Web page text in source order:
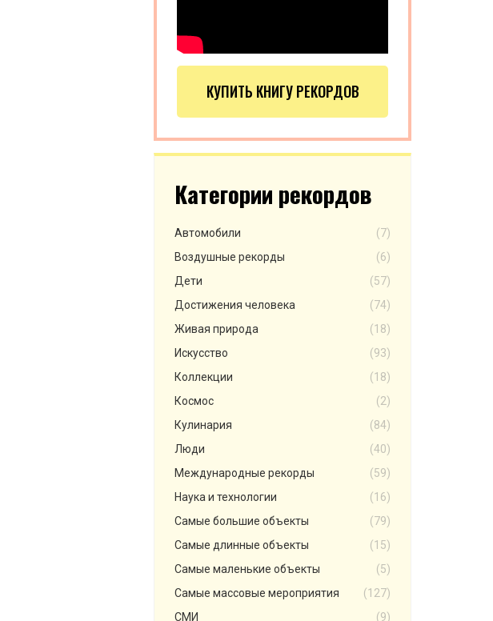
КУПИТЬ КНИГУ РЕКОРДОВ
Категории рекордов
Автомобили
(7)
Воздушные рекорды
(6)
Дети
(57)
Достижения человека
(74)
Живая природа
(18)
Искусство
(93)
Коллекции
(18)
Космос
(2)
Кулинария
(84)
Люди
(40)
Международные рекорды
(59)
Наука и технологии
(16)
Самые большие объекты
(79)
Самые длинные объекты
(15)
Самые маленькие объекты
(5)
Самые массовые мероприятия
(127)
СМИ
(9)